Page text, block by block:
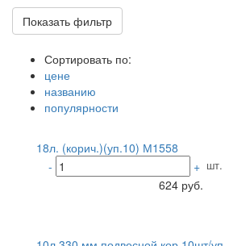
Показать фильтр
Сортировать по:
цене
названию
популярности
18л. (корич.)(уп.10) М1558
-
+ шт.
624 руб.